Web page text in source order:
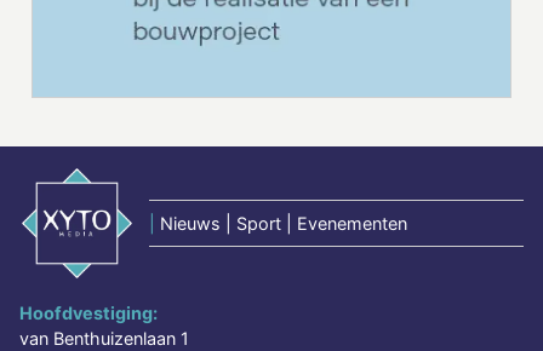
Nieuws | Sport | Evenementen
Hoofdvestiging:
van Benthuizenlaan 1